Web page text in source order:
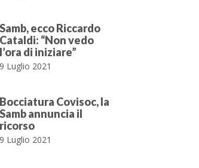
Samb, ecco Riccardo
Cataldi: “Non vedo
l’ora di iniziare”
9 Luglio 2021
Bocciatura Covisoc, la
Samb annuncia il
ricorso
9 Luglio 2021